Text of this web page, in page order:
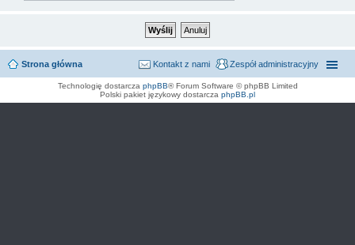
Strona główna Zespół administracyjny
Kontakt z nami
Technologię dostarcza phpBB® Forum Software © phpBB Limited
Polski pakiet językowy dostarcza phpBB.pl